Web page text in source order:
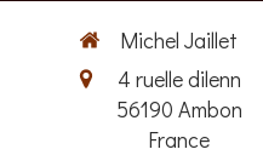
Michel Jaillet
4 ruelle dilenn
56190 Ambon
France